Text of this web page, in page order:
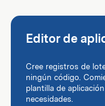
Editor de
Cree registros de
ningún código.
plantilla de
necesidades.